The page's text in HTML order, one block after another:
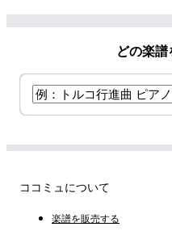
どの楽譜
ココミュについて
楽譜を販売する